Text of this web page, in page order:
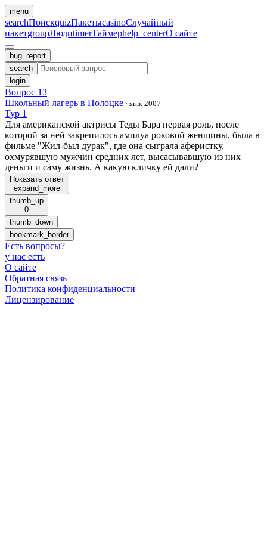
menu
searchПоискquizПакетыcasinoСлучайный
пакетgroupЛюдиtimerТаймерhelp_centerО сайте
bug_report
search
login
Вопрос 13
Школьный лагерь в Полоцке · янв. 2007
Тур 1
Для американской актрисы Теды Бара первая роль, после
которой за ней закрепилось амплуа роковой женщины, была в
фильме "Жил-был дурак", где она сыграла аферистку,
охмурявшую мужчин средних лет, высасывавшую из них
деньги и саму жизнь. А какую кличку ей дали?
Показать ответ
expand_more
thumb_up
0
thumb_down
bookmark_border
Есть вопросы?
у нас есть
О сайте
Обратная связь
Политика конфиденциальности
Лицензирование